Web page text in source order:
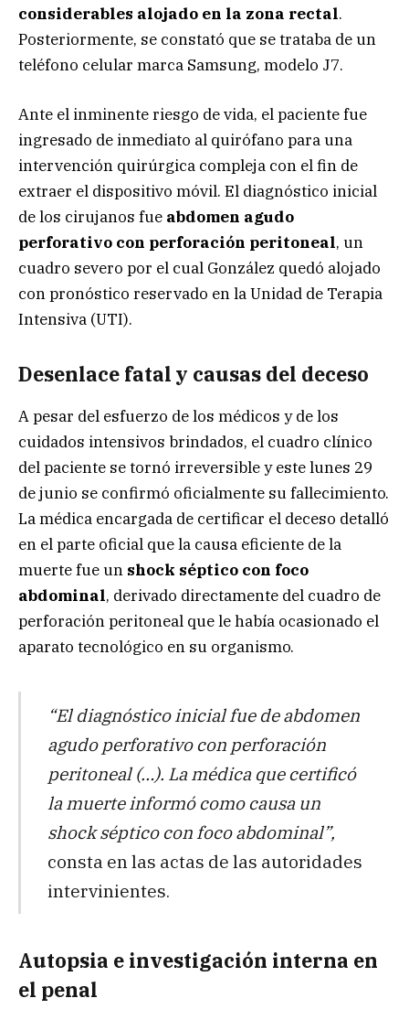
considerables alojado en la zona rectal.
Posteriormente, se constató que se trataba de un
teléfono celular marca Samsung, modelo J7.
Ante el inminente riesgo de vida, el paciente fue
ingresado de inmediato al quirófano para una
intervención quirúrgica compleja con el fin de
extraer el dispositivo móvil. El diagnóstico inicial
de los cirujanos fue abdomen agudo
perforativo con perforación peritoneal, un
cuadro severo por el cual González quedó alojado
con pronóstico reservado en la Unidad de Terapia
Intensiva (UTI).
Desenlace fatal y causas del deceso
A pesar del esfuerzo de los médicos y de los
cuidados intensivos brindados, el cuadro clínico
del paciente se tornó irreversible y este lunes 29
de junio se confirmó oficialmente su fallecimiento.
La médica encargada de certificar el deceso detalló
en el parte oficial que la causa eficiente de la
muerte fue un shock séptico con foco
abdominal, derivado directamente del cuadro de
perforación peritoneal que le había ocasionado el
aparato tecnológico en su organismo.
“El diagnóstico inicial fue de abdomen
agudo perforativo con perforación
peritoneal (…). La médica que certificó
la muerte informó como causa un
shock séptico con foco abdominal”,
consta en las actas de las autoridades
intervinientes.
Autopsia e investigación interna en
el penal